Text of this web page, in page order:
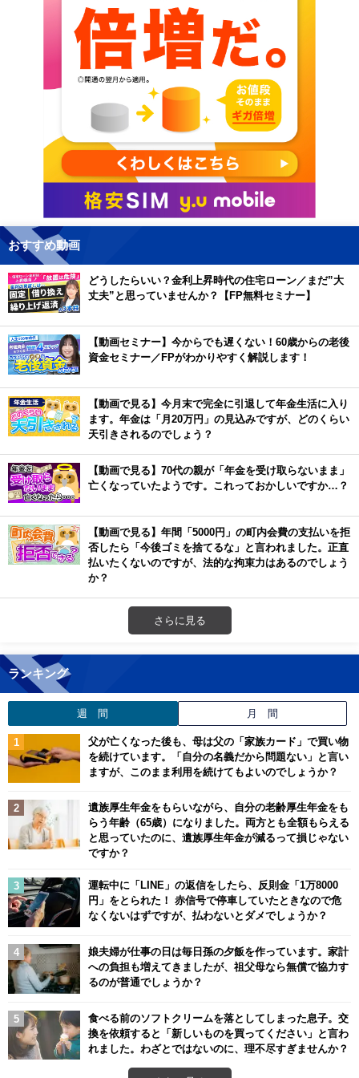
おすすめ動画
どうしたらいい？金利上昇時代の住宅ローン／まだ”大
丈夫”と思っていませんか？【FP無料セミナー】
【動画セミナー】今からでも遅くない！60歳からの老後
資金セミナー／FPがわかりやすく解説します！
【動画で見る】今月末で完全に引退して年金生活に入り
ます。年金は「月20万円」の見込みですが、どのくらい
天引きされるのでしょう？
【動画で見る】70代の親が「年金を受け取らないまま」
亡くなっていたようです。これっておかしいですか…？
【動画で見る】年間「5000円」の町内会費の支払いを拒
否したら「今後ゴミを捨てるな」と言われました。正直
払いたくないのですが、法的な拘束力はあるのでしょう
か？
さらに見る
ランキング
週 間 月 間
父が亡くなった後も、母は父の「家族カード」で買い物
を続けています。「自分の名義だから問題ない」と言い
ますが、このまま利用を続けてもよいのでしょうか？
遺族厚生年金をもらいながら、自分の老齢厚生年金をも
らう年齢（65歳）になりました。両方とも全額もらえる
と思っていたのに、遺族厚生年金が減るって損じゃない
ですか？
運転中に「LINE」の返信をしたら、反則金「1万8000
円」をとられた！ 赤信号で停車していたときなので危
なくないはずですが、払わないとダメでしょうか？
娘夫婦が仕事の日は毎日孫の夕飯を作っています。家計
への負担も増えてきましたが、祖父母なら無償で協力す
るのが普通でしょうか？
食べる前のソフトクリームを落としてしまった息子。交
換を依頼すると「新しいものを買ってください」と言わ
れました。わざとではないのに、理不尽すぎませんか？